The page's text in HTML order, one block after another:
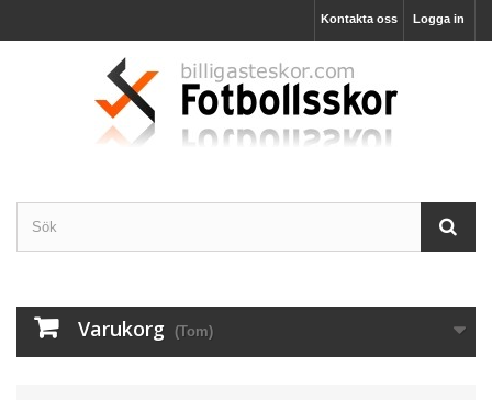
Logga in
Kontakta oss
Varukorg (Tom)